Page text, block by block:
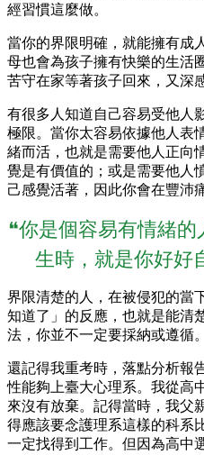
經習慣這麼做。
當你的界限明確，就能擁有成
母也會為孩子擁有快樂的生活
苦守在家等著孩子回來，又深
有很多人知道自己容易受他人
極限。當你太容易依據他人表
緒而活，也就是需要他人正向
覺是有價值的；或是需要他人
己感覺活著，因此你會在豐沛
❝你是個容易有情緒
生時，就是你好好
界限清楚的人，在被侵犯的當
知道了」的反應，也就是能清
法，你並不一定要採納或遵循。
還記得我重考時，落點分析報
性能夠上臺大心理系。我從高
來沒有放棄。記得當時，我父
得應該要念護理系這樣的科系
一定找得到工作。但因為高中